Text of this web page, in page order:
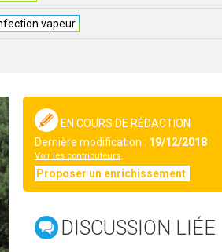
vapeur
EN COURS DE RÉDACTION
Dernière modification : 19/12/2018
Voir les contributeurs
Proposer un enrichissement
DISCUSSION LIÉE